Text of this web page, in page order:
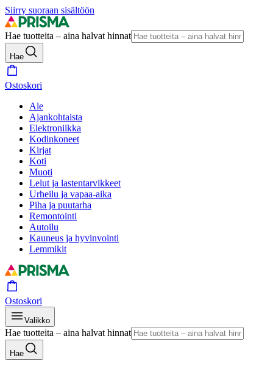
Siirry suoraan sisältöön
Hae tuotteita – aina halvat hinnat
Hae
Ostoskori
Ale
Ajankohtaista
Elektroniikka
Kodinkoneet
Kirjat
Koti
Muoti
Lelut ja lastentarvikkeet
Urheilu ja vapaa-aika
Piha ja puutarha
Remontointi
Autoilu
Kauneus ja hyvinvointi
Lemmikit
Ostoskori
Valikko
Hae tuotteita – aina halvat hinnat
Hae